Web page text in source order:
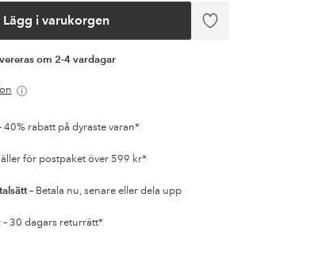
Lägg i varukorgen
Lägg
om 2-4 vardagar
40% rabatt på dyraste varan*
för postpaket över 599 kr*
– Betala nu, senare eller dela upp
– 30 dagars returrätt*